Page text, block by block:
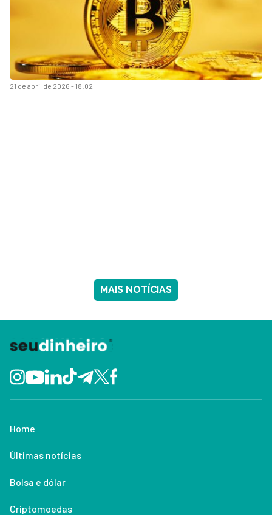
21 de abril de 2026 - 18:02
MAIS NOTÍCIAS
Home
Últimas notícias
Bolsa e dólar
Criptomoedas